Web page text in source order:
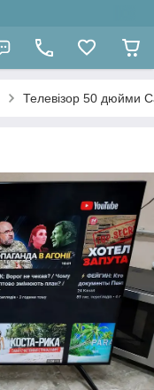
Телевізор 50 дюйми